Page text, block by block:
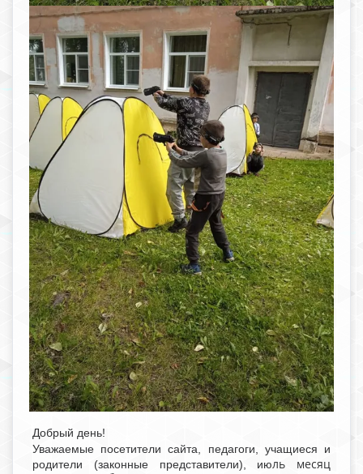
Добрый день!
Уважаемые посетители сайта, педагоги, учащиеся и
родители (законные представители), июль месяц